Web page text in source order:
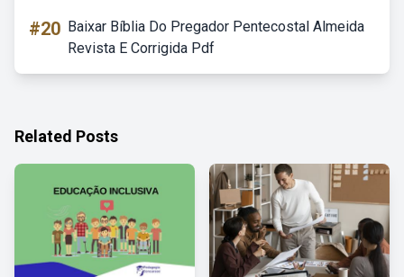
#20 Baixar Bíblia Do Pregador Pentecostal Almeida
Revista E Corrigida Pdf
Related Posts